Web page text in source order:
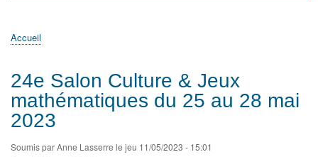
Accueil
ActualitésMATh.en.JEANS ?
Régions et Ateliers
Créer, gérer un atelier
Sujets/Publications
Congrès
d'Ariane
Accueil
24e Salon Culture & Jeux
mathématiques du 25 au 28 mai
2023
Soumis parAnne Lasserre le jeu 11/05/2023 - 15:01